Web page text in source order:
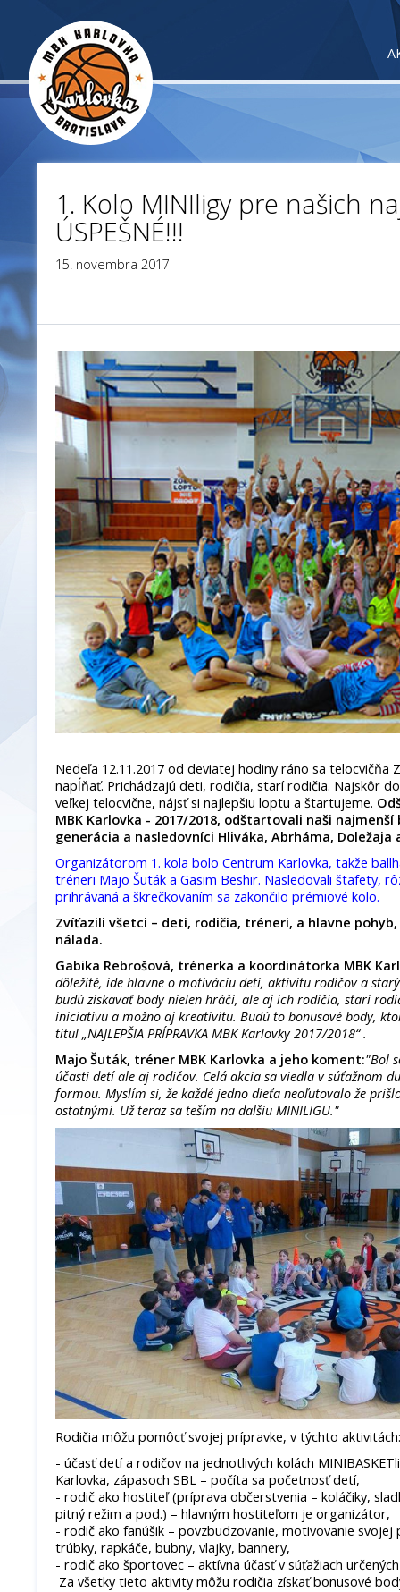
1. Kolo MINIligy pre našich
ÚSPEŠNÉ!!!
15. novembra 2017
Nedeľa 12.11.2017 od deviatej hodiny ráno sa telocvičňa
napĺňať. Prichádzajú deti, rodičia, starí rodičia. Najskôr
veľkej telocvične, nájsť si najlepšiu loptu a štartujeme.
MBK Karlovka - 2017/2018, odštartovali naši
generácia a nasledovníci Hliváka, Abrháma, Doležaja
Organizátorom 1. kola bolo Centrum Karlovka, takže
tréneri Majo Šuták a Gasim Beshir. Nasledovali štafety,
prihrávaná a škrečkovaním sa zakončilo prémiové kolo.
Zvíťazili všetci – deti, rodičia, tréneri, a hlavne
nálada.
Gabika Rebrošová, trénerka a koordinátorka MBK
dôležité, ide hlavne o motiváciu detí, aktivitu rodičov a
budú získavať body nielen hráči, ale aj ich rodičia, starí
iniciatívu a možno aj kreativitu. Budú to bonusové body,
titul „NAJLEPŠIA PRÍPRAVKA MBK Karlovky 2017/2018“ .
Majo Šuták, tréner MBK Karlovka a jeho koment:"Bol
účasti detí ale aj rodičov. Celá akcia sa viedla v súťažnom
formou. Myslím si, že každé jedno dieťa neoľutovalo že
ostatnými. Už teraz sa teším na dalšiu MINILIGU."
Rodičia môžu pomôcť svojej prípravke, v týchto aktivitách:
- účasť detí a rodičov na jednotlivých kolách
Karlovka, zápasoch SBL – počíta sa početnosť detí,
- rodič ako hostiteľ (príprava občerstvenia – koláčiky,
pitný režim a pod.) – hlavným hostiteľom je organizátor,
- rodič ako fanúšik – povzbudzovanie, motivovanie
trúbky, rapkáče, bubny, vlajky, bannery,
- rodič ako športovec – aktívna účasť v súťažiach
Za všetky tieto aktivity môžu rodičia získať bonusové